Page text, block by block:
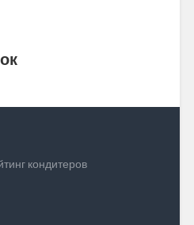
кондитеров